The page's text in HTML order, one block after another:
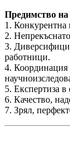
Предимство
1. Конкурентна
2.
3.
работници.
4. Координация
5. Експертиза в
6. Качество,
7. Зрял,